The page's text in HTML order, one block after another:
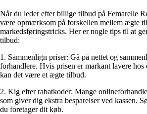
Når du leder efter billige tilbud på Femarelle
være opmærksom på forskellen mellem ægte
markedsføringstricks. Her er nogle tips til at
tilbud:
1. Sammenlign priser: Gå på nettet og
forhandlere. Hvis prisen er markant lavere hos
kan det være et ægte tilbud.
2. Kig efter rabatkoder: Mange
som giver dig ekstra besparelser ved kassen.
du foretager dit køb.